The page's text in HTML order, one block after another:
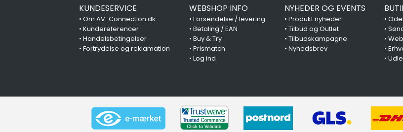
KUNDESERVICE
• Om AV-Connection.dk
• Kundereferencer
• Handelsbetingelser
• Fortrydelse og reklamation
WEBSHOP INFO
• Forsendelse / levering
• Betaling / EAN
• Buy & Try
• Prismatch
• Log ind
NYHEDER OG EVENTS
• Produkt nyheder
• Tilbud og Outlet
• Tilbudskampagne
• Nyhedsbrev
•
•
•
•
•